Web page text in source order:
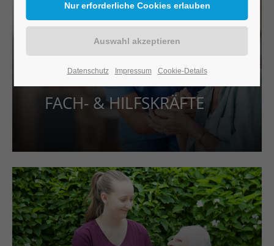
FACH- & HILFSKRÄFTE
Datenschutz Impressum Cookie-Details